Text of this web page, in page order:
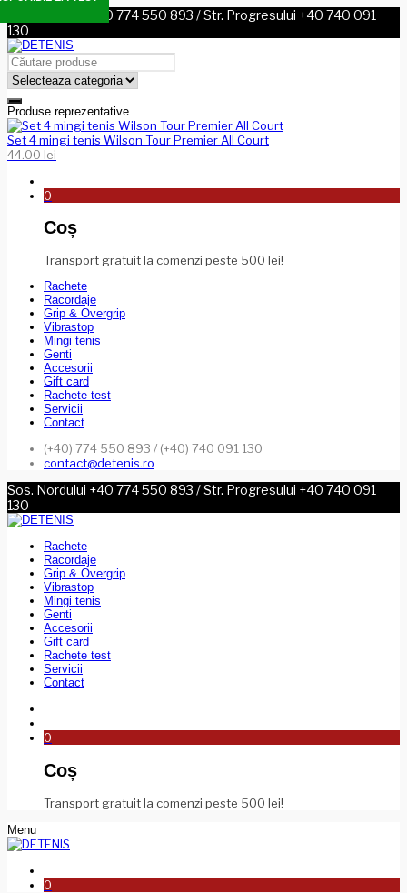
Sos. Nordului +40 774 550 893 / Str. Progresului +40 740 091
130
Produse reprezentative
Set 4 mingi tenis Wilson Tour Premier All Court
44.00 lei
0
Coș
Transport gratuit la comenzi peste 500 lei!
Rachete
Racordaje
Grip & Overgrip
Vibrastop
Mingi tenis
Genti
Accesorii
Gift card
Rachete test
Servicii
Contact
(+40) 774 550 893 / (+40) 740 091 130
contact@detenis.ro
Sos. Nordului +40 774 550 893 / Str. Progresului +40 740 091
130
Rachete
Racordaje
Grip & Overgrip
Vibrastop
Mingi tenis
Genti
Accesorii
Gift card
Rachete test
Servicii
Contact
0
Coș
Transport gratuit la comenzi peste 500 lei!
Menu
0